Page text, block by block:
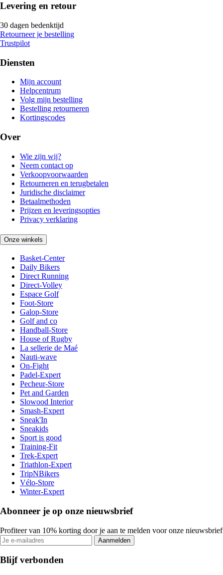
Levering en retour
30 dagen bedenktijd
Retourneer je bestelling
Trustpilot
Diensten
Mijn account
Helpcentrum
Volg mijn bestelling
Bestelling retourneren
Kortingscodes
Over
Wie zijn wij?
Neem contact op
Verkoopvoorwaarden
Retourneren en terugbetalen
Juridische disclaimer
Betaalmethoden
Prijzen en leveringsopties
Privacy verklaring
Onze winkels
Basket-Center
Daily Bikers
Direct Running
Direct-Volley
Espace Golf
Foot-Store
Galop-Store
Golf and co
Handball-Store
House of Rugby
La sellerie de Maé
Nauti-wave
On-Fight
Padel-Expert
Pecheur-Store
Pet and Garden
Slowood Interior
Smash-Expert
Sneak'In
Sneakids
Sport is good
Training-Fit
Trek-Expert
Triathlon-Expert
TripNBikers
Vélo-Store
Winter-Expert
Abonneer je op onze nieuwsbrief
Profiteer van 10% korting door je aan te melden voor onze nieuwsbrief
Aanmelden
Blijf verbonden